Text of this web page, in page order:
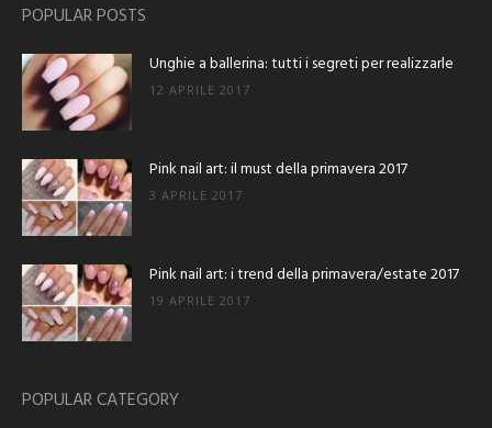
POPULAR POSTS
Unghie a ballerina: tutti i segreti per realizzarle
12 APRILE 2017
Pink nail art: il must della primavera 2017
3 APRILE 2017
Pink nail art: i trend della primavera/estate 2017
19 APRILE 2017
POPULAR CATEGORY